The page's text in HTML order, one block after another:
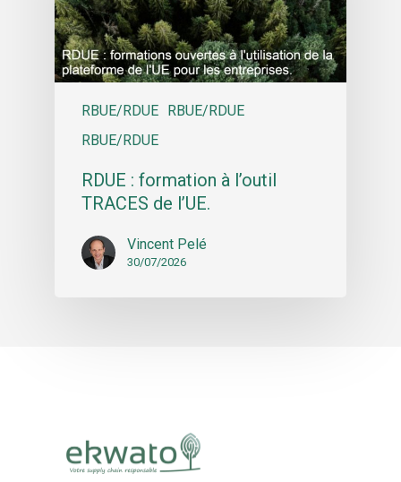
RBUE/RDUE RBUE/RDUE
RBUE/RDUE
RDUE : formation à l’outil
TRACES de l’UE.
Vincent Pelé
30/07/2026